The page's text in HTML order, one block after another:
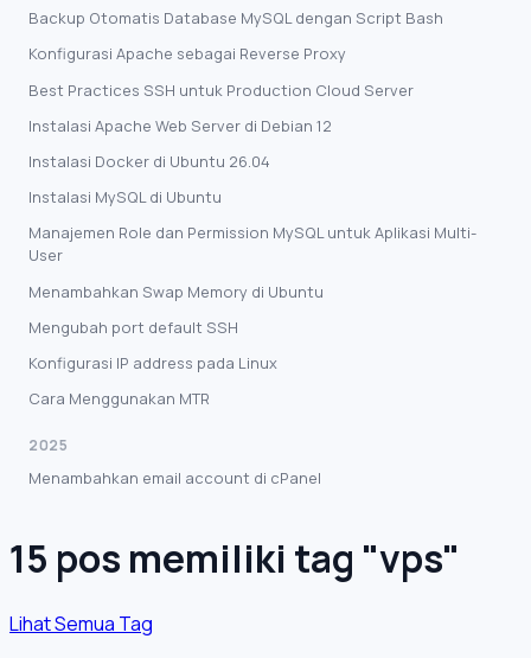
Backup Otomatis Database MySQL dengan Script Bash
Konfigurasi Apache sebagai Reverse Proxy
Best Practices SSH untuk Production Cloud Server
Instalasi Apache Web Server di Debian 12
Instalasi Docker di Ubuntu 26.04
Instalasi MySQL di Ubuntu
Manajemen Role dan Permission MySQL untuk Aplikasi Multi-
User
Menambahkan Swap Memory di Ubuntu
Mengubah port default SSH
Konfigurasi IP address pada Linux
Cara Menggunakan MTR
2025
Menambahkan email account di cPanel
15 pos memiliki tag "vps"
Lihat Semua Tag